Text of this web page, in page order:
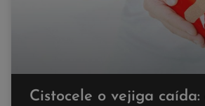
Cistocele o vejiga caída: